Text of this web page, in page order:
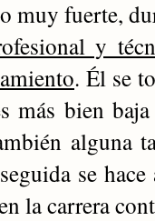
muy fuerte,
y
. Él se
más bien
alguna
se
la carrera